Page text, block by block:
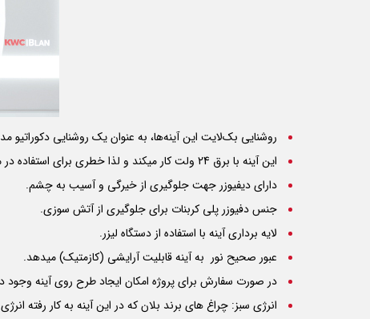
روشنایی بک‌لایت این آینه‌ها، به عنوان یک روشنایی
این آینه با برق 24 ولت کار میکند و لذا خطری برای استفاده در محیط سرویس بهداشتی ندارد.
دارای دیفیوزر جهت جلوگیری از خیرگی و آسیب به چشم.
جنس دفیوزر پلی کربنات برای جلوگیری از آتش سوزی.
لایه برداری آینه با استفاده از دستگاه لیزر.
عبور صحیح نور به آینه قابلیت آرایشی (کازمتیک) میدهد.
در صورت سفارش برای پروژه امکان ایجاد طرح روی آینه وجود
انرژی سبز: چراغ های برند بلان که در این آینه به کار رفته